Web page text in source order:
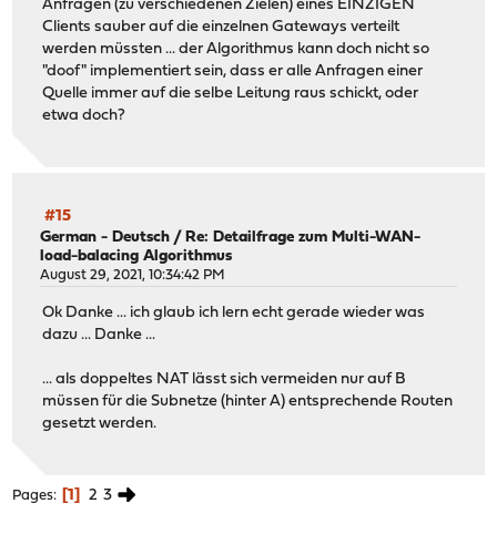
Anfragen (zu verschiedenen Zielen) eines EINZIGEN
Clients sauber auf die einzelnen Gateways verteilt
werden müssten ... der Algorithmus kann doch nicht so
"doof" implementiert sein, dass er alle Anfragen einer
Quelle immer auf die selbe Leitung raus schickt, oder
etwa doch?
#15
German - Deutsch / Re: Detailfrage zum Multi-WAN-
load-balacing Algorithmus
August 29, 2021, 10:34:42 PM
Ok Danke ... ich glaub ich lern echt gerade wieder was
dazu ... Danke ...
... als doppeltes NAT lässt sich vermeiden nur auf B
müssen für die Subnetze (hinter A) entsprechende Routen
gesetzt werden.
Pages 1 2 3